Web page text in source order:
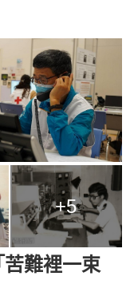
+5
難裡一束